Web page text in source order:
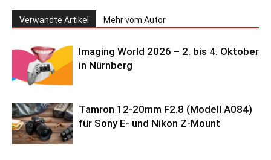
Verwandte Artikel Mehr vom Autor
Imaging World 2026 – 2. bis 4. Oktober
in Nürnberg
Tamron 12-20mm F2.8 (Modell A084)
für Sony E- und Nikon Z-Mount